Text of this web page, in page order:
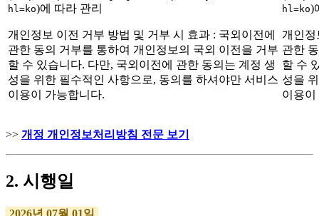
hl=ko)에 따라 관리
개인정보 이전 거부 방법 및 거부 시 효과 : 국외이전에
관한 동의 거부를 통하여 개인정보의 국외 이전을 거부
할 수 있습니다. 다만, 국외이전에 관한 동의는 계정 생
성을 위한 필수적인 사항으로, 동의를 하셔야만 서비스
이용이 가능합니다.
hl=ko)
개인정
관한
할 수
성을
이용이
>> 개정 개인정보처리방침 전문 보기
2. 시행일
2026년 07월 01일